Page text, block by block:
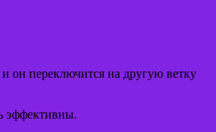
он переключится на другую ветку
эффективны.